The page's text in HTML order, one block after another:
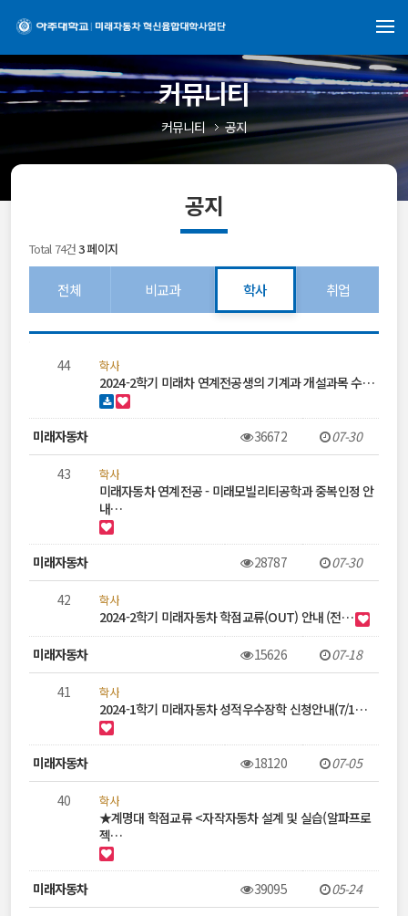
커뮤니티
커뮤니티 공지
공지
Total 74건3 페이지
전체 비교과 학사 취업
공
록
44 학사
2024-2학기 미래차 연계전공생의 기계과 개설과목 수…
미래자동차 36672 07-30
43 학사
미래자동차 연계전공 - 미래모빌리티공학과 중복인정 안
내…
미래자동차 28787 07-30
42 학사
2024-2학기 미래자동차 학점교류(OUT) 안내 (전…
미래자동차 15626 07-18
41 학사
2024-1학기 미래자동차 성적우수장학 신청안내(7/1…
미래자동차 18120 07-05
40 학사
★계명대 학점교류 <자작자동차 설계 및 실습(알파프로
젝…
미래자동차 39095 05-24